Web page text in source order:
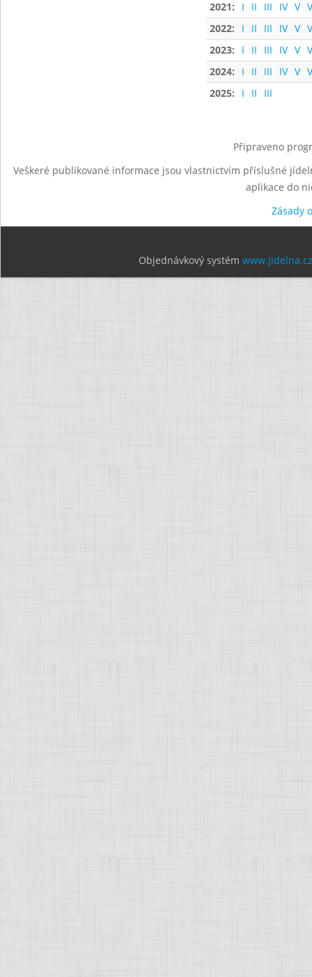
2021: I II III IV V
2022:
I II III IV V
2023:
I II III IV V
2024:
I II III IV V
2025:
I II III
Připraveno
Veškeré publikované informace jsou vlastnictvím příslušné
aplikace do
Zásady
Objednávkový systém www.jidelna.cz